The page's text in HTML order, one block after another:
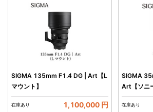
SIGMA 135mm F1.4 DG | Art【L
マウント】
在庫あり 1,100,000 円
SIGMA
Art【ソニ
在庫あり